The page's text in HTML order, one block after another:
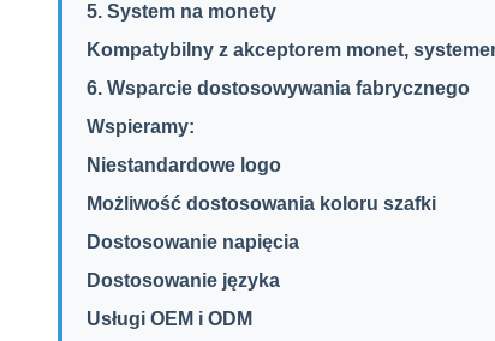
5. System na monety
Kompatybilny z akceptorem monet,
6. Wsparcie dostosowywania fabrycznego
Wspieramy:
Niestandardowe logo
Możliwość dostosowania koloru szafki
Dostosowanie napięcia
Dostosowanie języka
Usługi OEM i ODM